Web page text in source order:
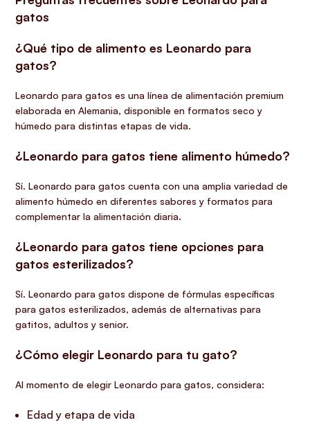
gatos
¿Qué tipo de alimento es Leonardo para
gatos?
Leonardo para gatos es una línea de alimentación premium
elaborada en Alemania, disponible en formatos seco y
húmedo para distintas etapas de vida.
¿Leonardo para gatos tiene alimento húmedo?
Sí. Leonardo para gatos cuenta con una amplia variedad de
alimento húmedo en diferentes sabores y formatos para
complementar la alimentación diaria.
¿Leonardo para gatos tiene opciones para
gatos esterilizados?
Sí. Leonardo para gatos dispone de fórmulas específicas
para gatos esterilizados, además de alternativas para
gatitos, adultos y senior.
¿Cómo elegir Leonardo para tu gato?
Al momento de elegir Leonardo para gatos, considera:
Edad y etapa de vida